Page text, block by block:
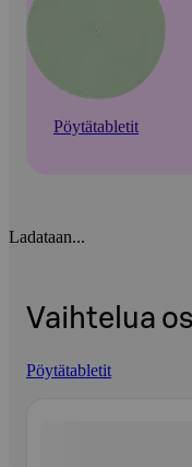
Pöytätabletit
Ladataan...
Vaihtelua
Pöytätabletit